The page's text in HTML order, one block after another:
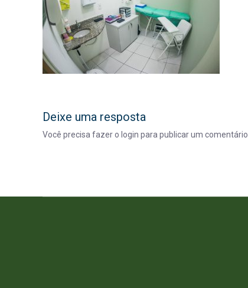
Deixe uma resposta
Você precisa fazer o login para publicar um comentário.